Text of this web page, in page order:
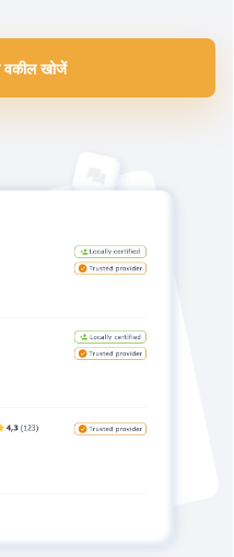
वकील खोजें